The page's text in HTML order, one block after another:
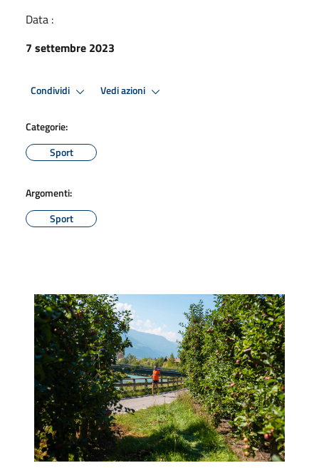
Data :
7 settembre 2023
Condividi Vedi azioni
Categorie:
Sport
Argomenti:
Sport